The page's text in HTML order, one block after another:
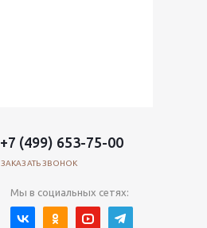
+7 (499) 653-75-00
ЗАКАЗАТЬ ЗВОНОК
Мы в социальных сетях: